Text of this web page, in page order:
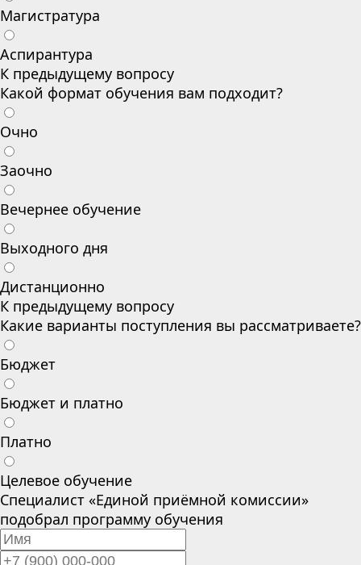
Магистратура
Аспирантура
К предыдущему вопросу
Какой формат обучения вам подходит?
Очно
Заочно
Вечернее обучение
Выходного дня
Дистанционно
К предыдущему вопросу
Какие варианты поступления вы рассматриваете?
Бюджет
Бюджет и платно
Платно
Целевое обучение
Специалист «Единой приёмной комиссии»
подобрал программу обучения